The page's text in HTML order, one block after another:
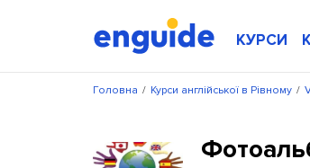
КУРСИ
/
Головна /
Курси англійської в Рівному